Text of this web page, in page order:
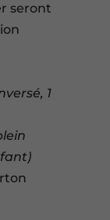
seront
1